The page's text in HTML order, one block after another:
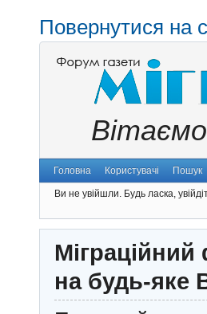
Повернутися на
Головна Користувачі Пошук
Ви не увійшли. Будь ласка,
на будь-яке